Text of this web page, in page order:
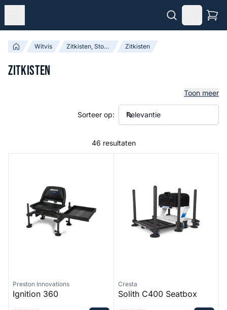
Witvis Zitkisten, Stoelen & Accessoires Zitkisten
Zitkisten
Toon meer
46 resultaten
Sorteer op:
Preston Innovations
Ignition 360
Cresta
Solith C400 Seatbox